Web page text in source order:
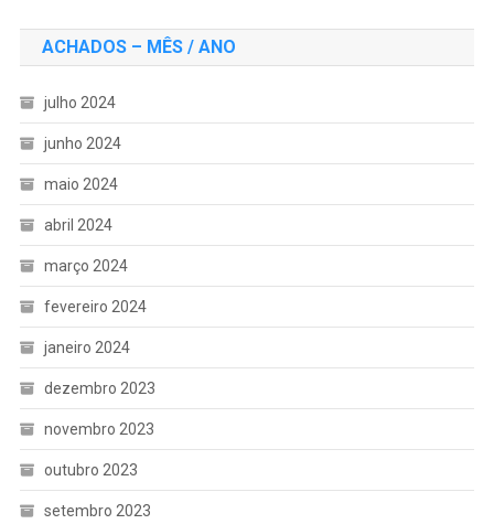
ACHADOS – MÊS / ANO
julho 2024
junho 2024
maio 2024
abril 2024
março 2024
fevereiro 2024
janeiro 2024
dezembro 2023
novembro 2023
outubro 2023
setembro 2023